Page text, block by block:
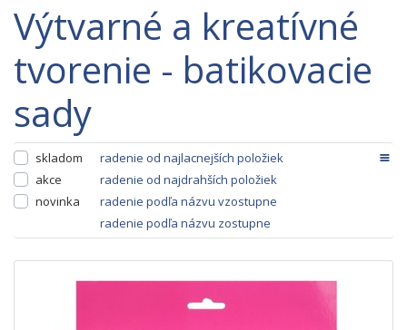
výtvarné a kreatívné
tvorenie - batikovacie
sady
skladom
akce
novinka
radenie od najlacnejších položiek
radenie od najdrahších položiek
radenie podľa názvu vzostupne
radenie podľa názvu zostupne